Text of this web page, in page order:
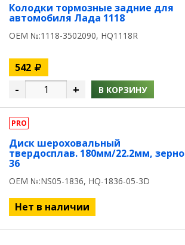
Колодки тормозные задние для
автомобиля Лада 1118
OEM №:1118-3502090, HQ1118R
542
- + В КОРЗИНУ
PRO
Диск шероховальный
твердосплав. 180мм/22.2мм, зерно
36
OEM №:NS05-1836, HQ-1836-05-3D
Нет в наличии